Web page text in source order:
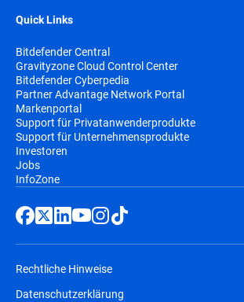
Quick Links
Bitdefender Central
Gravityzone Cloud Control Center
Bitdefender Cyberpedia
Partner Advantage Network Portal
Markenportal
Support für Privatanwenderprodukte
Support für Unternehmensprodukte
Investoren
Jobs
InfoZone
Rechtliche Hinweise
Datenschutzerklärung